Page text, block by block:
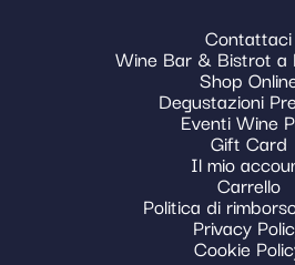
Contattaci
Wine Bar & Bistrot a
Shop
Degustazioni
Eventi Wine
Gift Card
Il mio
Carrello
Politica di
Privacy
Cookie